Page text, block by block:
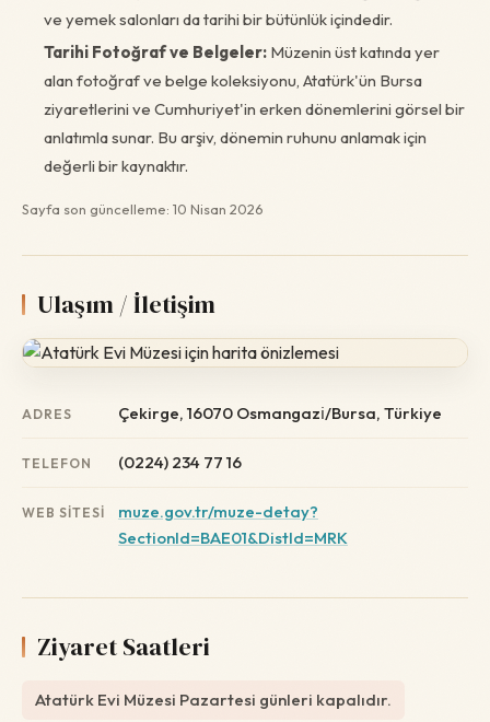
ve yemek salonları da tarihi bir bütünlük içindedir.
Tarihi Fotoğraf ve Belgeler: Müzenin üst katında yer
alan fotoğraf ve belge koleksiyonu, Atatürk'ün Bursa
ziyaretlerini ve Cumhuriyet'in erken dönemlerini görsel bir
anlatımla sunar. Bu arşiv, dönemin ruhunu anlamak için
değerli bir kaynaktır.
Sayfa son güncelleme: 10 Nisan 2026
Ulaşım / İletişim
ADRES Çekirge, 16070 Osmangazi̇/Bursa, Türkiye
TELEFON (0224) 234 77 16
WEB SITESI
muze.gov.tr/muze-detay?
SectionId=BAE01&DistId=MRK
Ziyaret Saatleri
Atatürk Evi Müzesi Pazartesi günleri kapalıdır.